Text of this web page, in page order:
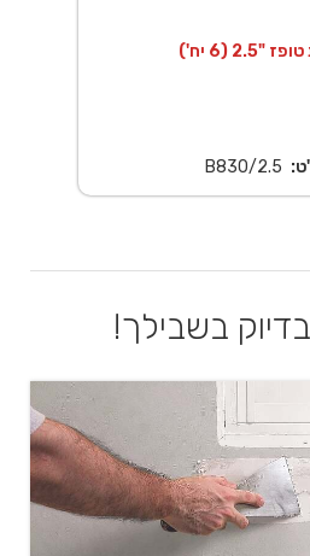
(6 יח')
B830/2.5
בשבילך!